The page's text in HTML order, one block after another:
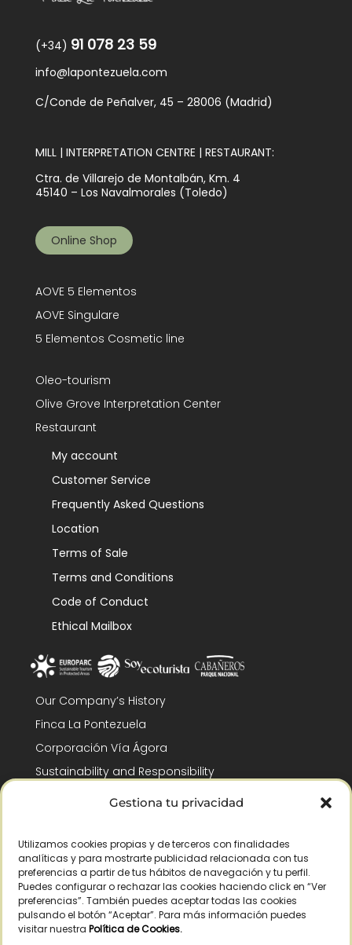
Gestiona tu privacidad
Utilizamos cookies propias y de terceros con finalidades
analíticas y para mostrarte publicidad relacionada con tus
preferencias a partir de tus hábitos de navegación y tu perfil.
Puedes configurar o rechazar las cookies haciendo click en “Ver
preferencias”. También puedes aceptar todas las cookies
pulsando el botón “Aceptar”. Para más información puedes
visitar nuestra Política de Cookies.
(+34) 91 078 23 59
info@lapontezuela.com
C/Conde de Peñalver, 45 – 28006 (Madrid)
MILL | INTERPRETATION CENTRE | RESTAURANT:
Ctra. de Villarejo de Montalbán, Km. 4
45140 – Los Navalmorales (Toledo)
Online Shop
AOVE 5 Elementos
AOVE Singulare
5 Elementos Cosmetic line
Oleo-tourism
Olive Grove Interpretation Center
Restaurant
My account
Customer Service
Frequently Asked Questions
Location
Terms of Sale
Terms and Conditions
Code of Conduct
Ethical Mailbox
Our Company’s History
Finca La Pontezuela
Corporación Vía Ágora
Sustainability and Responsibility
CSR and Fundación Gómez-Pintado
Recognitions